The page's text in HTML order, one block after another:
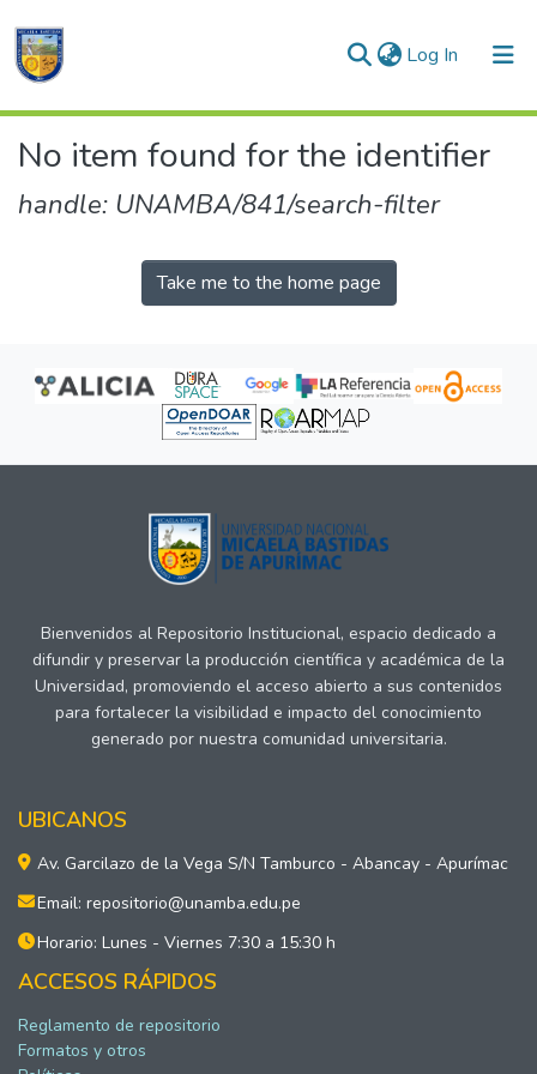
Log In (current)
Communities & Collections
No item found for the identifier
handle: UNAMBA/841/search-filter
Take me to the home page
Bienvenidos al Repositorio Institucional, espacio dedicado a
difundir y preservar la producción científica y académica de la
Universidad, promoviendo el acceso abierto a sus contenidos
para fortalecer la visibilidad e impacto del conocimiento
generado por nuestra comunidad universitaria.
UBICANOS
Av. Garcilazo de la Vega S/N Tamburco - Abancay - Apurímac
Email: repositorio@unamba.edu.pe
Horario: Lunes - Viernes 7:30 a 15:30 h
ACCESOS RÁPIDOS
Reglamento de repositorio
Formatos y otros